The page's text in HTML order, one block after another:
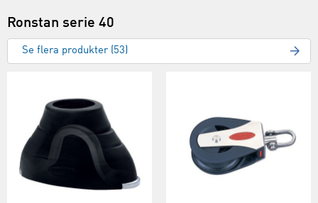
Ronstan serie 40
Se flera produkter (53)